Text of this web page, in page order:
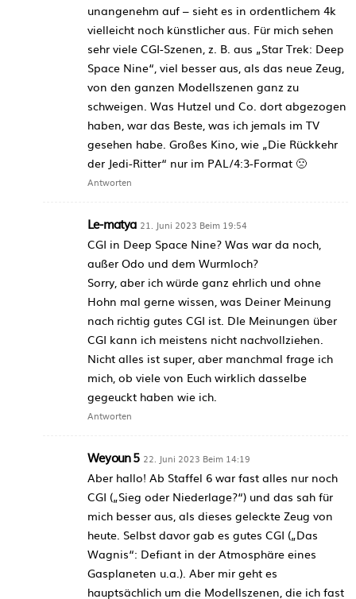
unangenehm auf – sieht es in ordentlichem 4k
vielleicht noch künstlicher aus. Für mich sehen
sehr viele CGI-Szenen, z. B. aus „Star Trek: Deep
Space Nine“, viel besser aus, als das neue Zeug,
von den ganzen Modellszenen ganz zu
schweigen. Was Hutzel und Co. dort abgezogen
haben, war das Beste, was ich jemals im TV
gesehen habe. Großes Kino, wie „Die Rückkehr
der Jedi-Ritter“ nur im PAL/4:3-Format 🙁
Antworten
Le-matya 21. Juni 2023 Beim 19:54
CGI in Deep Space Nine? Was war da noch,
außer Odo und dem Wurmloch?
Sorry, aber ich würde ganz ehrlich und ohne
Hohn mal gerne wissen, was Deiner Meinung
nach richtig gutes CGI ist. DIe Meinungen über
CGI kann ich meistens nicht nachvollziehen.
Nicht alles ist super, aber manchmal frage ich
mich, ob viele von Euch wirklich dasselbe
gegeuckt haben wie ich.
Antworten
Weyoun 5 22. Juni 2023 Beim 14:19
Aber hallo! Ab Staffel 6 war fast alles nur noch
CGI („Sieg oder Niederlage?“) und das sah für
mich besser aus, als dieses geleckte Zeug von
heute. Selbst davor gab es gutes CGI („Das
Wagnis“: Defiant in der Atmosphäre eines
Gasplaneten u.a.). Aber mir geht es
hauptsächlich um die Modellszenen, die ich fast